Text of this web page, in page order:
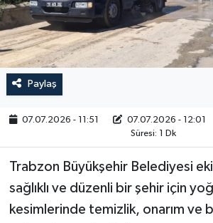
Paylaş
07.07.2026 - 11:51 07.07.2026 - 12:01
Süresi: 1 Dk
Trabzon Büyükşehir Belediyesi
sağlıklı ve düzenli bir şehir için
kesimlerinde temizlik, onarım ve
RESMİ İLAN